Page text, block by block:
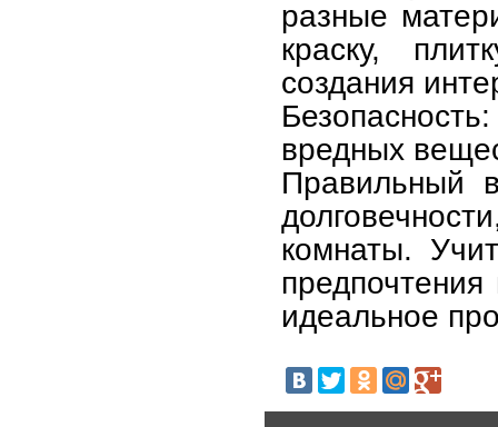
разные
краску,
создания
вредных
Правильный
комнаты.
идеальное